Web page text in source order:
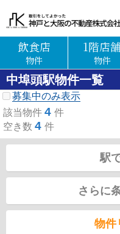
飲食店
物件
1階店
物件
中埠頭駅物件一覧
募集中のみ表示
該当物件 4 件
空き数 4 件
駅
さらに
物件